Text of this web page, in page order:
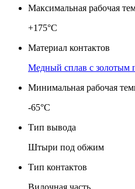
Максимальная рабочая
+175°C
Материал контактов
Медный сплав с золотым
Минимальная рабочая
-65°C
Тип вывода
Штыри под обжим
Тип контактов
Вилочная часть